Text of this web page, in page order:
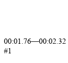
00:01.76—00:02.32
#1